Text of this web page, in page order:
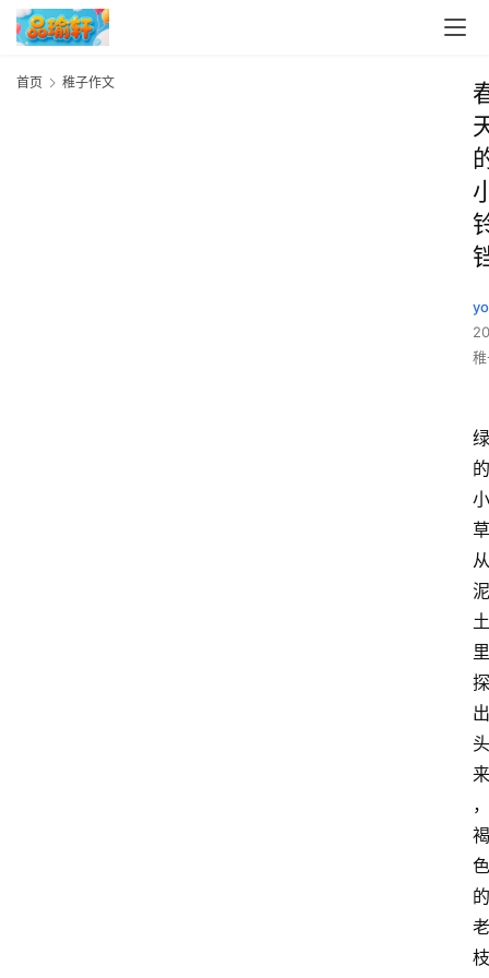
首页 稚子作文
绿
的
小
草
从
泥
土
里
探
出
头
来
，
褐
色
的
老
枝